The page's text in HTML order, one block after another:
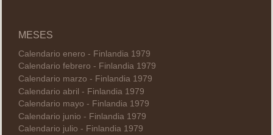
MESES
Calendario enero - Finlandia 1979
Calendario febrero - Finlandia 1979
Calendario marzo - Finlandia 1979
Calendario abril - Finlandia 1979
Calendario mayo - Finlandia 1979
Calendario junio - Finlandia 1979
Calendario julio - Finlandia 1979